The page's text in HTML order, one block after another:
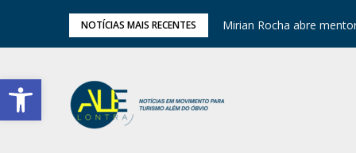
Barra de Ferramentas Aberta
NOTÍCIAS MAIS RECENTES
em Areia Mirian Rocha abre